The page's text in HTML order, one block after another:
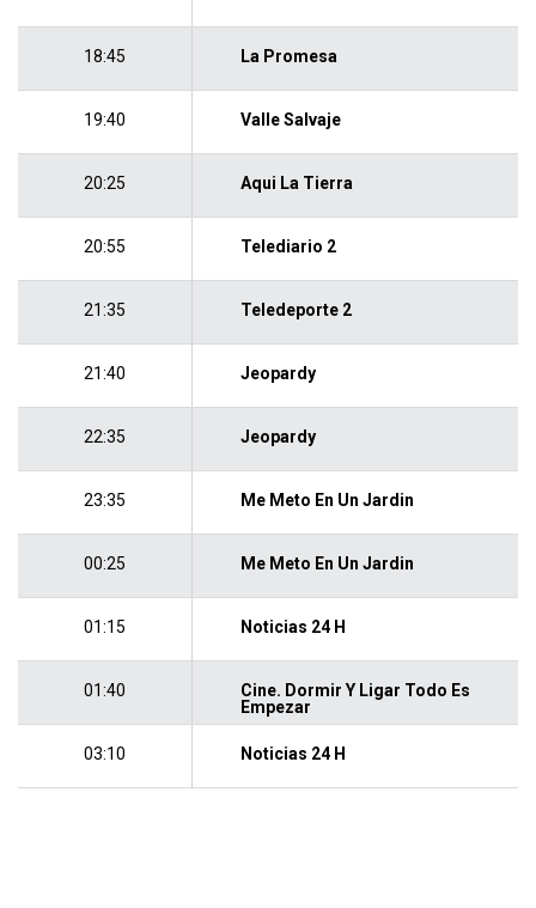
18:45 La Promesa
19:40 Valle Salvaje
20:25 Aqui La Tierra
20:55 Telediario 2
21:35 Teledeporte 2
21:40 Jeopardy
22:35 Jeopardy
23:35 Me Meto En Un Jardin
00:25 Me Meto En Un Jardin
01:15 Noticias 24 H
01:40
Cine. Dormir Y Ligar Todo Es
Empezar
03:10 Noticias 24 H